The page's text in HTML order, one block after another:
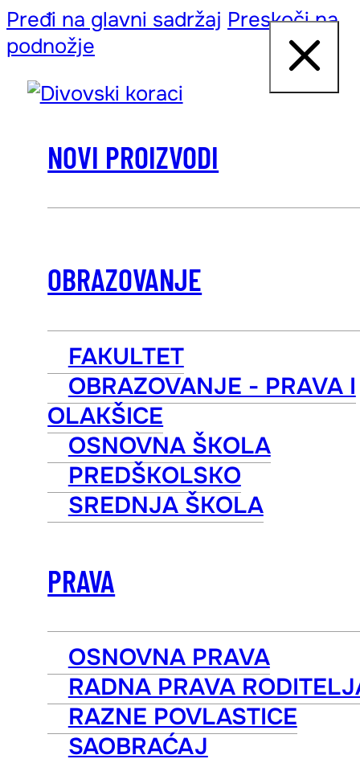
Pređi na glavni sadržaj Preskoči na
podnožje
NOVI PROIZVODI
OBRAZOVANJE
FAKULTET
OBRAZOVANJE - PRAVA I
OLAKŠICE
OSNOVNA ŠKOLA
PREDŠKOLSKO
SREDNJA ŠKOLA
PRAVA
OSNOVNA PRAVA
RADNA PRAVA
RAZNE POVLASTICE
SAOBRAĆAJ